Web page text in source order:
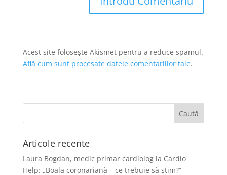
Acest site folosește Akismet pentru a reduce spamul.
Află cum sunt procesate datele comentariilor tale.
Articole recente
Laura Bogdan, medic primar cardiolog la Cardio
Help: „Boala coronariană – ce trebuie să ştim?“